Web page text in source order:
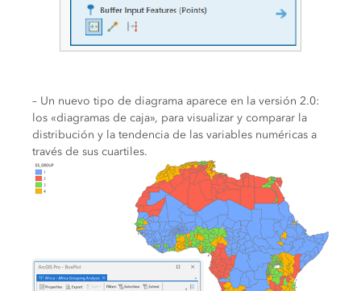
– Un nuevo tipo de diagrama aparece en la versión 2.0:
los «diagramas de caja», para visualizar y comparar la
distribución y la tendencia de las variables numéricas a
través de sus cuartiles.